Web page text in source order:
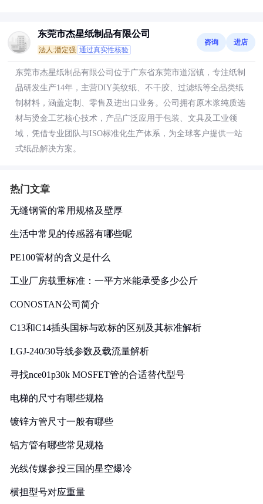
东莞市杰星纸制品有限公司
法人:潘定强 通过真实性核验
咨询 进店
东莞市杰星纸制品有限公司位于广东省东莞市道滘镇，专注纸制
品研发生产14年，主营DIY美纹纸、不干胶、过滤纸等全品类纸
制材料，涵盖定制、零售及进出口业务。公司拥有原木浆纯质选
材与烫金工艺核心技术，产品广泛应用于包装、文具及工业领
域，凭借专业团队与ISO标准化生产体系，为全球客户提供一站
式纸品解决方案。
热门文章
无缝钢管的常用规格及壁厚
生活中常见的传感器有哪些呢
PE100管材的含义是什么
工业厂房载重标准：一平方米能承受多少公斤
CONOSTAN公司简介
C13和C14插头国标与欧标的区别及其标准解析
LGJ-240/30导线参数及载流量解析
寻找nce01p30k MOSFET管的合适替代型号
电梯的尺寸有哪些规格
镀锌方管尺寸一般有哪些
铝方管有哪些常见规格
光线传媒参投三国的星空爆冷
横担型号对应重量